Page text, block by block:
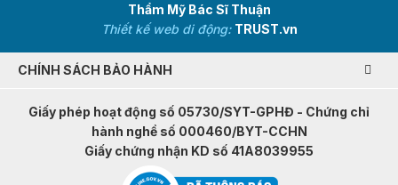
Thẩm Mỹ Bác Sĩ Thuận
Thiết kế web di động: TRUST.vn
CHÍNH SÁCH BẢO HÀNH
Giấy phép hoạt động số 05730/SYT-GPHĐ - Chứng chỉ
hành nghề số 000460/BYT-CCHN
Giấy chứng nhận KD số 41A8039955